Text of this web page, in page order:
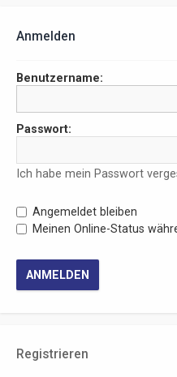
Anmelden
Benutzername:
Passwort:
Ich habe mein Passwort
Angemeldet bleiben
Meinen Online-Status
Registrieren